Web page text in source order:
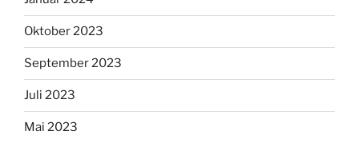
Oktober 2023
September 2023
Juli 2023
Mai 2023